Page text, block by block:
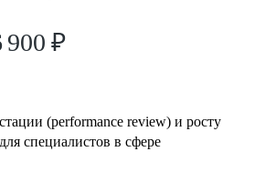
900 ₽
(performance review) и росту
специалистов в сфере